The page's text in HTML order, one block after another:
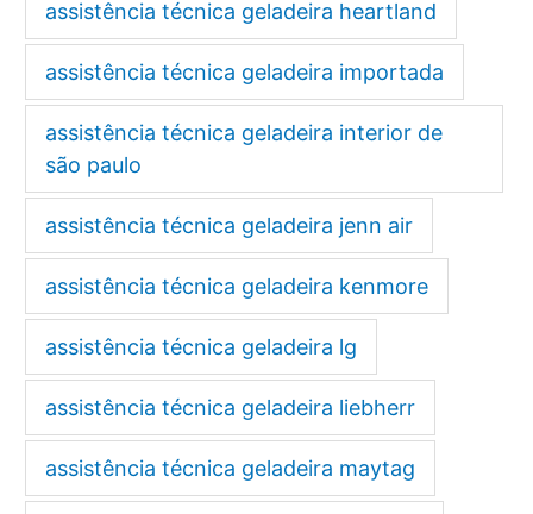
assistência técnica geladeira heartland
assistência técnica geladeira importada
assistência técnica geladeira interior de
são paulo
assistência técnica geladeira jenn air
assistência técnica geladeira kenmore
assistência técnica geladeira lg
assistência técnica geladeira liebherr
assistência técnica geladeira maytag